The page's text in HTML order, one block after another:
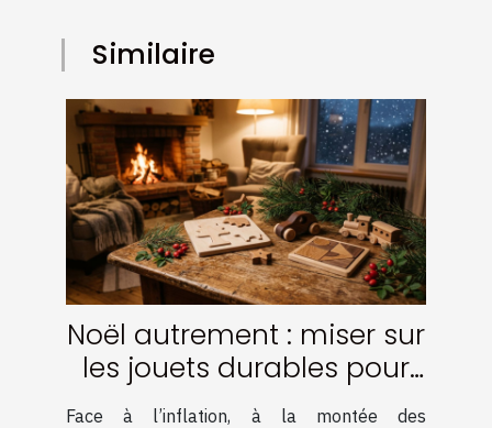
Similaire
Noël autrement : miser sur
les jouets durables pour
des fêtes responsables
Face à l’inflation, à la montée des